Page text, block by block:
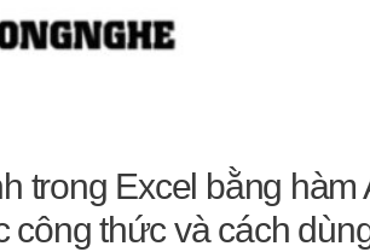
trong Excel bằng
công thức và cách